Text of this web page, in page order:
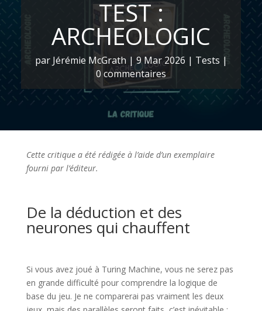
TEST :
ARCHEOLOGIC
par Jérémie McGrath | 9 Mar 2026 | Tests |
0 commentaires
Cette critique a été rédigée à l’aide d’un exemplaire
fourni par l’éditeur.
De la déduction et des
neurones qui chauffent
Si vous avez joué à Turing Machine, vous ne serez pas
en grande difficulté pour comprendre la logique de
base du jeu. Je ne comparerai pas vraiment les deux